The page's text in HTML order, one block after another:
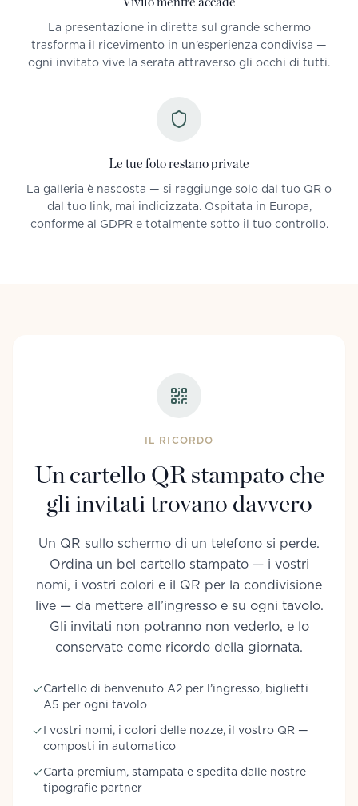
La presentazione in diretta sul grande schermo
trasforma il ricevimento in un’esperienza condivisa —
ogni invitato vive la serata attraverso gli occhi di tutti.
Le tue foto restano private
La galleria è nascosta — si raggiunge solo dal tuo QR o
dal tuo link, mai indicizzata. Ospitata in Europa,
conforme al GDPR e totalmente sotto il tuo controllo.
IL RICORDO
Un cartello QR stampato che
gli invitati trovano davvero
Un QR sullo schermo di un telefono si perde.
Ordina un bel cartello stampato — i vostri
nomi, i vostri colori e il QR per la condivisione
live — da mettere all’ingresso e su ogni tavolo.
Gli invitati non potranno non vederlo, e lo
conservate come ricordo della giornata.
Cartello di benvenuto A2 per l’ingresso, biglietti
A5 per ogni tavolo
I vostri nomi, i colori delle nozze, il vostro QR —
composti in automatico
Carta premium, stampata e spedita dalle nostre
tipografie partner